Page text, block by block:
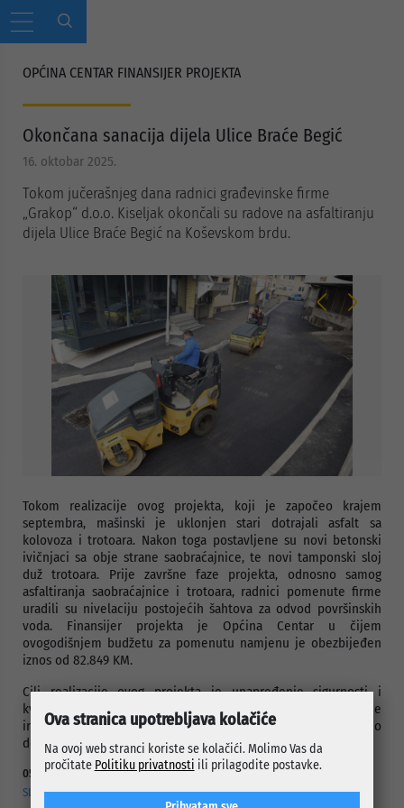
OPĆINA CENTAR FINANSIJER PROJEKTA
Okončana sanacija dijela Ulice Braće Begić
16. oktobar 2025.
Tokom jučerašnjeg dana radnici građevinske firme
„Grakop“ d.o.o. Kiseljak okončali su radove na asfaltiranju
dijela Ulice Braće Begić na Koševskom brdu.
Tokom realizacije ovog projekta, koji je započeo krajem
septembra, mašinski je uklonjen stari dotrajali asfalt sa
kolovoza i trotoara. Nakon toga postavljene su novi betonski
ivičnjaci sa obje strane saobraćajnice, te novi tamponski sloj
duž trotoara. Prije završne faze projekta, odnosno samog
asfaltiranja saobraćajnice i trotoara, radnici pomenute firme
uradili su nivelaciju postojećih šahtova za odvod površinskih
voda. Finansijer projekta je Općina Centar u čijem
ovogodišnjem budžetu za pomenutu namjenu je obezbijeđen
iznos od 82.849 KM.
Cilj realizacije ovog projekta je unapređenje sigurnosti i
kvaliteta saobraćaja, kao i poboljšanje ukupne komunalne
infrastrukture na području Koševskog brda, čime se direktno
doprinosi boljoj kvaliteti života građana.
05.08.2026.
SLUŽBA ZA CIVILNU ZAŠTITU OPĆINE CENTAR
Ova stranica upotrebljava kolačiće
Na ovoj web stranci koriste se kolačići. Molimo Vas da
pročitate Politiku privatnosti ili prilagodite postavke.